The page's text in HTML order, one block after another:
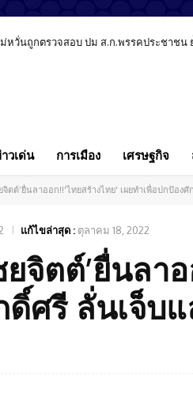
ม่หวั่นถูกตรวจสอบ ปม ส.ก.พรรคประชาชน
เศษ “หมอลูกตาล” เปิดมุมมองทันตแพทย์
วเด่น การเมือง เศรษฐกิจ
จิตต์’ยื่นลาออก!!'ไทยสร้างไทย' เผยทำเพื่อปกป้อ
แก้ไขล่าสุด : ตุลาคม 18, 2022
จิตต์’ยื่นลาอ
ดิ์ศรี ลั่นเจ็บ